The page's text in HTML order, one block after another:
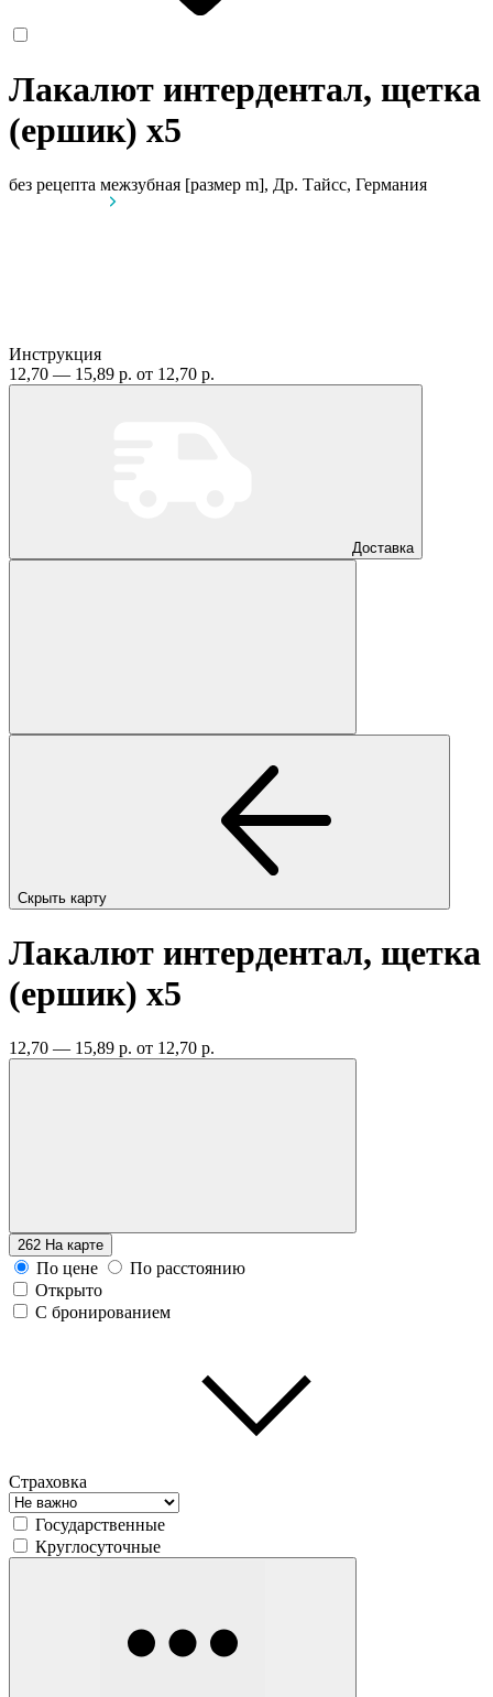
Лакалют интердентал, щетка
(ершик) x5
без рецепта межзубная [размер m], Др. Тайсс, Германия
Инструкция
12,70 — 15,89 р. от 12,70 р.
Доставка
Скрыть карту
Лакалют интердентал, щетка
(ершик) x5
12,70 — 15,89 р. от 12,70 р.
262 На карте
По цене
По расстоянию
Открыто
С бронированием
Страховка
Государственные
Круглосуточные